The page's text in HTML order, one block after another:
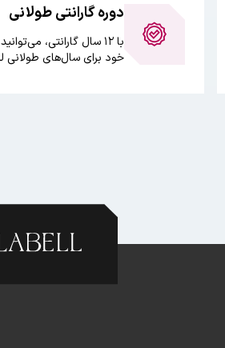
دوره گارانتی طولانی
با ۱۲ سال گارانتی،
خود برای سال‌های طولانی